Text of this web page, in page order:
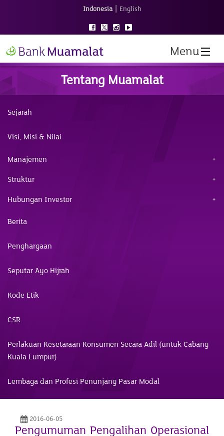
Indonesia | English
Menu
Tentang Muamalat
Sejarah
Visi, Misi & Nilai
Manajemen
Struktur
Hubungan Investor
Berita
Penghargaan
Seputar Ayo Hijrah
Kode Etik
CSR
Perlakuan Kesetaraan Konsumen Secara Adil (untuk Cabang
Kuala Lumpur)
Lembaga dan Profesi Penunjang Pasar Modal
2016-06-05
Pengumuman Pengalihan Operasional